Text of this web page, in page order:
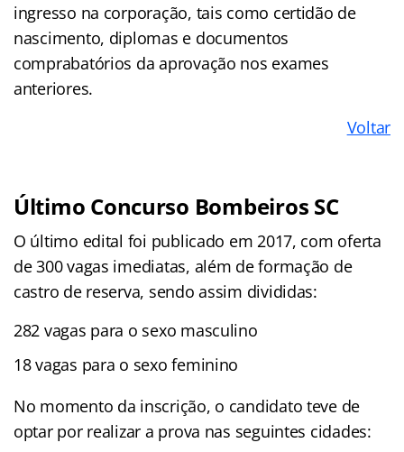
ingresso na corporação, tais como certidão de
nascimento, diplomas e documentos
comprabatórios da aprovação nos exames
anteriores.
Voltar
Último Concurso Bombeiros SC
O último edital foi publicado em 2017, com oferta
de 300 vagas imediatas, além de formação de
castro de reserva, sendo assim divididas:
282 vagas para o sexo masculino
18 vagas para o sexo feminino
No momento da inscrição, o candidato teve de
optar por realizar a prova nas seguintes cidades: